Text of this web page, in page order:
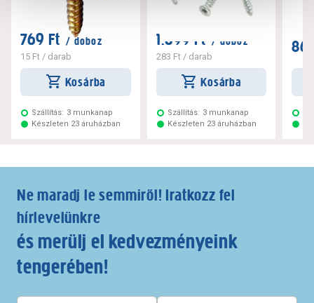
769 Ft / doboz
15 Ft / darab
Kosárba
Szállítás: 3 munkanap
Készleten 23 áruházban
1.699 Ft / doboz
283 Ft/ darab
Kosárba
Szállítás: 3 munkanap
Készleten 23 áruházban
Ne maradj le semmiről! Iratkozz fel
hírlevelünkre
és merülj el kedvezményeink
tengerében!